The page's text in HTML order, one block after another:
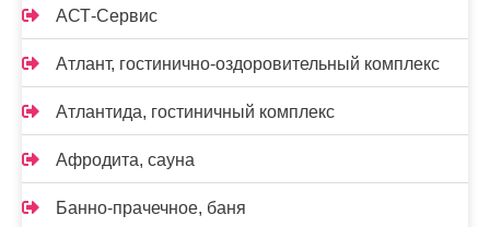
АСТ-Сервис
Атлант, гостинично-оздоровительный комплекс
Атлантида, гостиничный комплекс
Афродита, сауна
Банно-прачечное, баня